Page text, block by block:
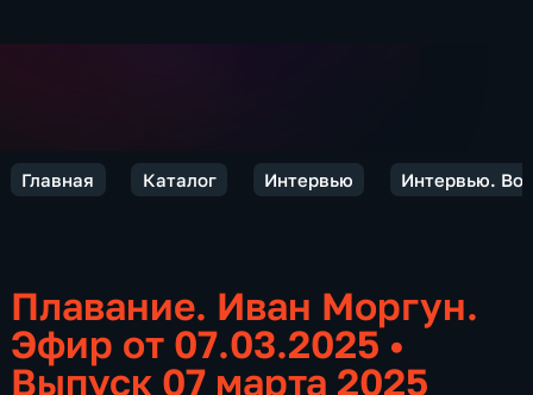
Главная Каталог Интервью Интервью.
Плавание. Иван Моргун.
Эфир от 07.03.2025•
Выпуск 07 марта 2025